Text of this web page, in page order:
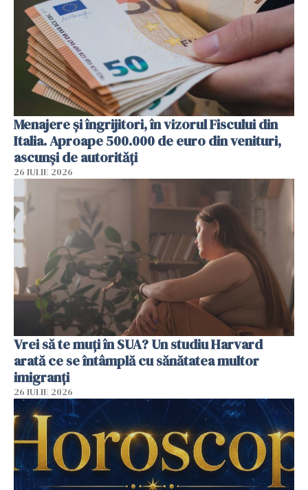
Menajere și îngrijitori, în vizorul Fiscului din
Italia. Aproape 500.000 de euro din venituri,
ascunși de autorități
26 IULIE 2026
Vrei să te muți în SUA? Un studiu Harvard
arată ce se întâmplă cu sănătatea multor
imigranți
26 IULIE 2026